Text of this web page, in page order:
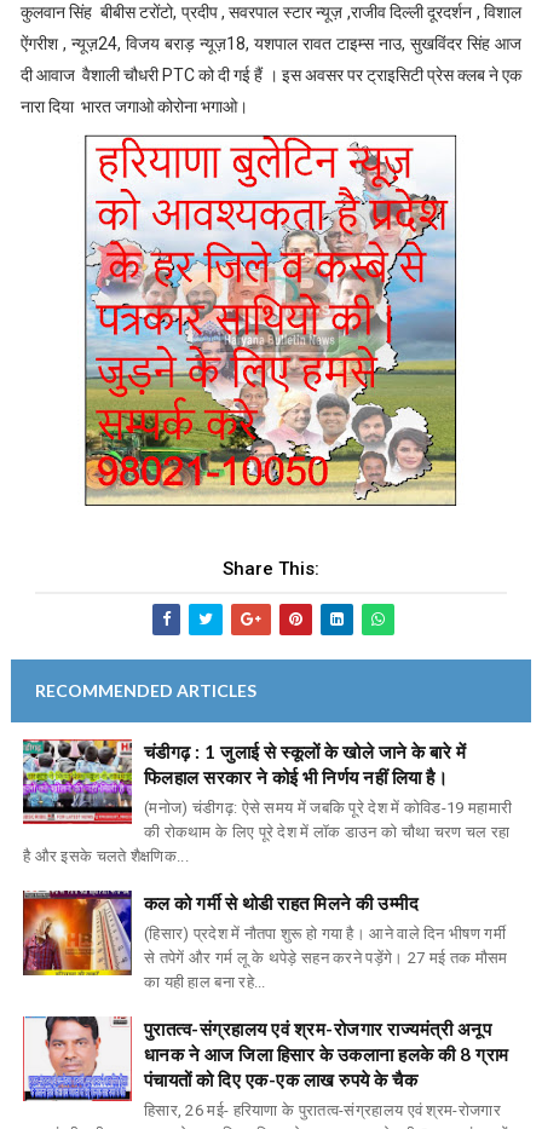
कुलवान सिंह बीबीस टरोंटो, प्रदीप , सवरपाल स्टार न्यूज़ ,राजीव दिल्ली दूरदर्शन , विशाल
ऐंगरीश , न्यूज़24, विजय बराड़ न्यूज़18, यशपाल रावत टाइम्स नाउ, सुखविंदर सिंह आज
दी आवाज वैशाली चौधरी PTC को दी गई हैं । इस अवसर पर ट्राइसिटी प्रेस क्लब ने एक
नारा दिया भारत जगाओ कोरोना भगाओ।
Share This:
RECOMMENDED ARTICLES
चंडीगढ़ : 1 जुलाई से स्कूलों के खोले जाने के बारे में
फिलहाल सरकार ने कोई भी निर्णय नहीं लिया है।
(मनोज) चंडीगढ़: ऐसे समय में जबकि पूरे देश में कोविड-19 महामारी
की रोकथाम के लिए पूरे देश में लॉक डाउन को चौथा चरण चल रहा
है और इसके चलते शैक्षणिक...
कल को गर्मी से थोडी राहत मिलने की उम्मीद
(हिसार) प्रदेश में नौतपा शुरू हो गया है। आने वाले दिन भीषण गर्मी
से तपेगें और गर्म लू के थपेड़े सहन करने पड़ेंगे। 27 मई तक मौसम
का यही हाल बना रहे...
पुरातत्व-संग्रहालय एवं श्रम-रोजगार राज्यमंत्री अनूप
धानक ने आज जिला हिसार के उकलाना हलके की 8 ग्राम
पंचायतों को दिए एक-एक लाख रुपये के चैक
हिसार, 26 मई- हरियाणा के पुरातत्व-संग्रहालय एवं श्रम-रोजगार